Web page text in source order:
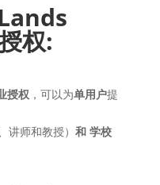
权:
授权，可以为单用户提
讲师和教授） 和 学校